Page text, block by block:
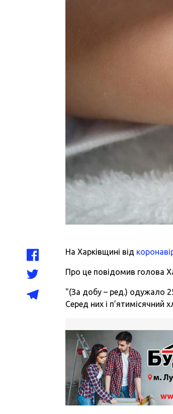
На Харківщині від
Про це повідомив голова
"(За добу – ред.) одужало 25
Серед них і